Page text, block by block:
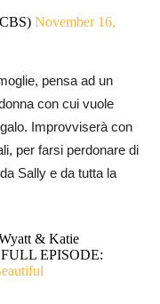
November 16,
pensa ad un
con cui vuole
Improvviserà con
per farsi perdonare di
Sally e da tutta la
& Katie
FULL EPISODE: